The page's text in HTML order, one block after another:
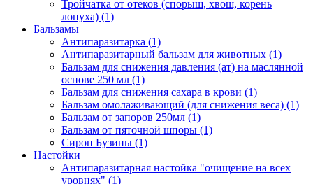
Тройчатка от отеков (спорыш, хвош, корень
лопуха) (1)
Бальзамы
Антипаразитарка (1)
Антипаразитарный бальзам для животных (1)
Бальзам для снижения давления (ат) на маслянной
основе 250 мл (1)
Бальзам для снижения сахара в крови (1)
Бальзам омолаживающий (для снижения веса) (1)
Бальзам от запоров 250мл (1)
Бальзам от пяточной шпоры (1)
Сироп Бузины (1)
Настойки
Антипаразитарная настойка "очищение на всех
уровнях" (1)